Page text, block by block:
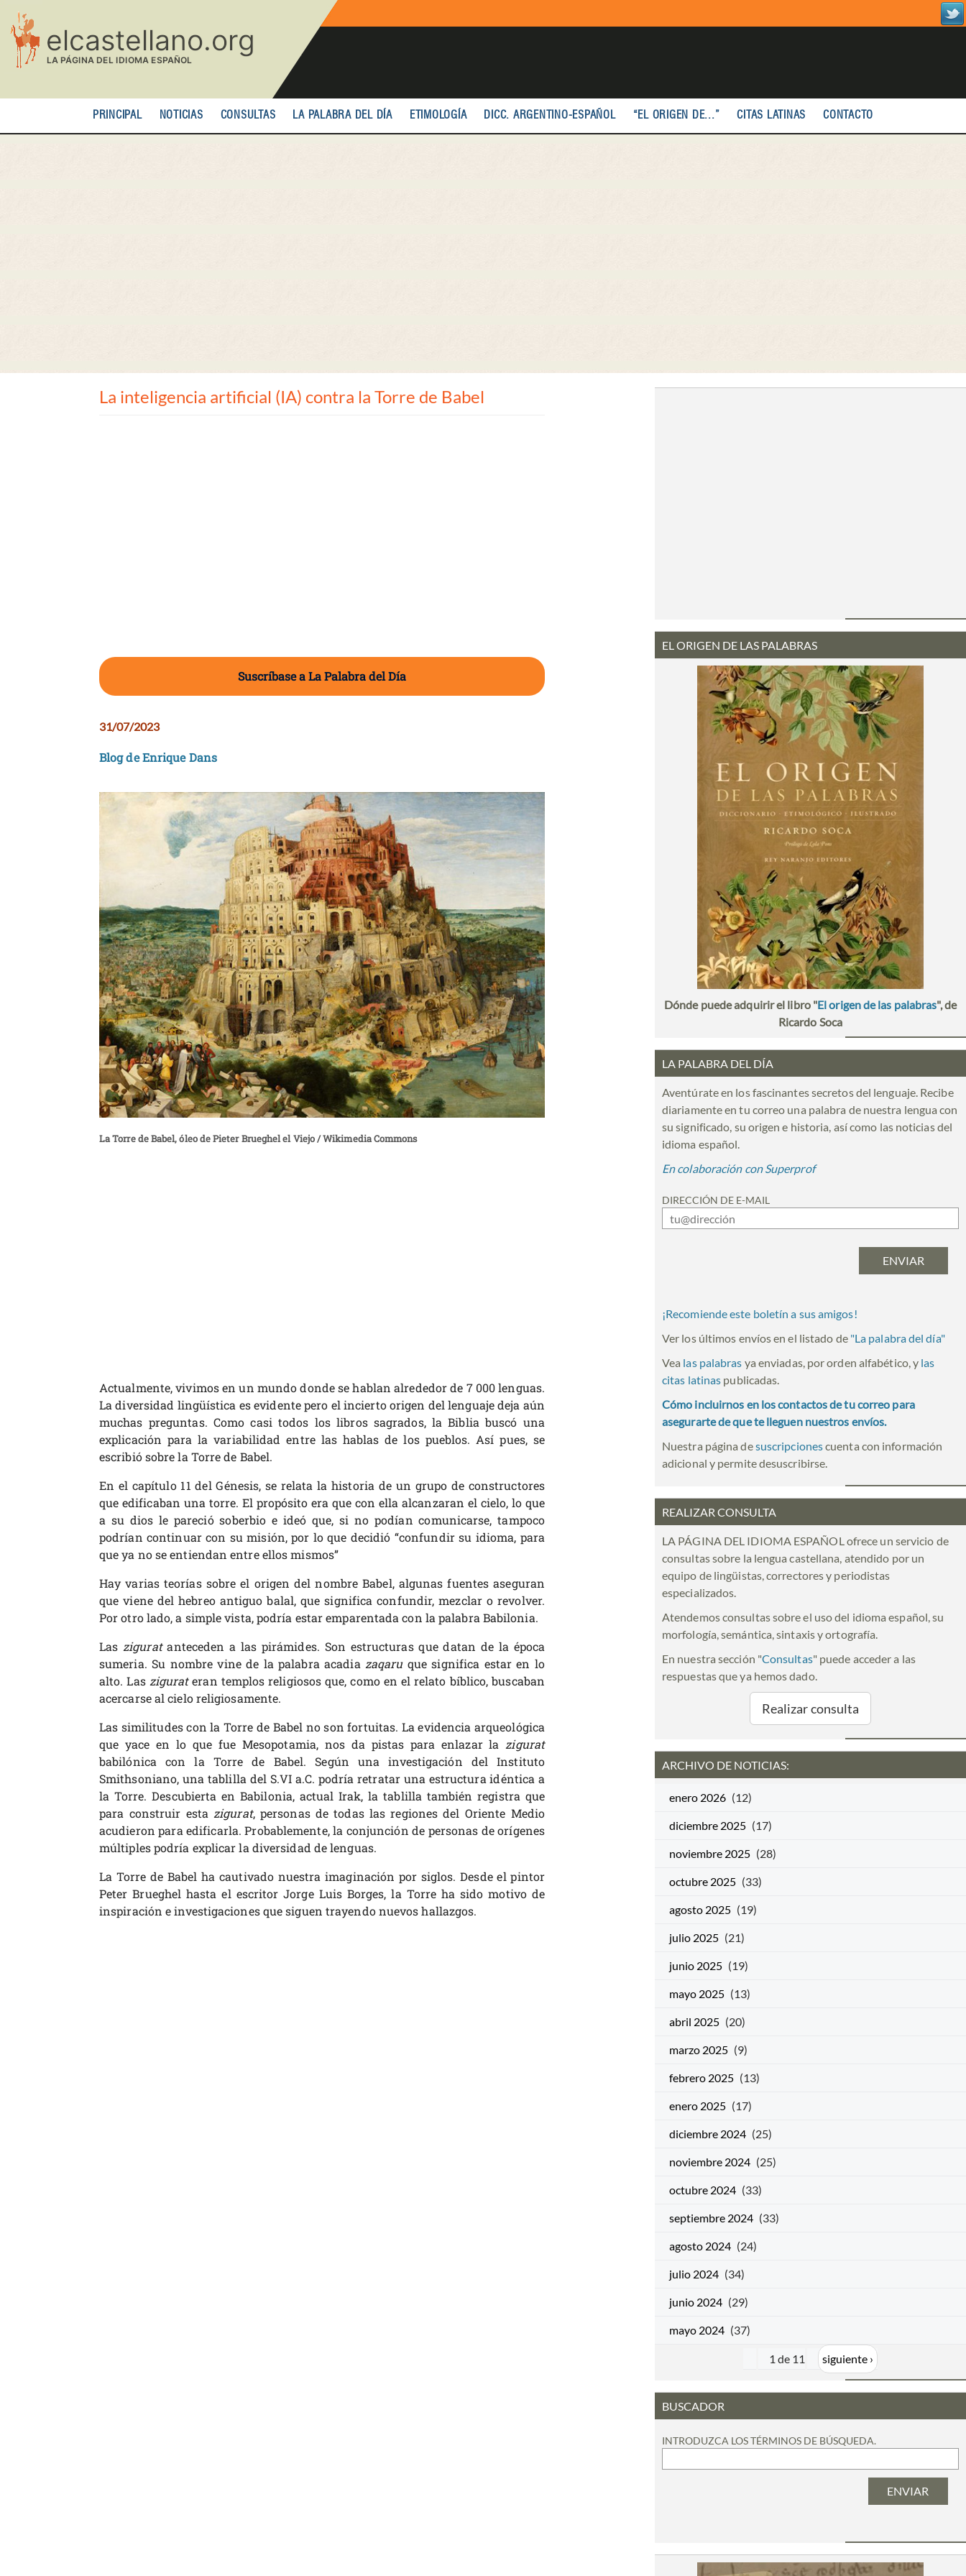
contenido
principal
PRINCIPAL NOTICIAS CONSULTAS LA PALABRA DEL DÍA ETIMOLOGÍA DICC. ARGENTINO-ESPAÑOL “EL ORIGEN DE...” CITAS LATINAS CONTACTO
La inteligencia artificial (IA) contra la Torre de Babel
Suscríbase a La Palabra del Día
31/07/2023
Blog de Enrique Dans
La Torre de Babel, óleo de Pieter Brueghel el Viejo / Wikimedia Commons
Actualmente, vivimos en un mundo donde se hablan alrededor de 7 000 lenguas.
La diversidad lingüística es evidente pero el incierto origen del lenguaje deja aún
muchas preguntas. Como casi todos los libros sagrados, la Biblia buscó una
explicación para la variabilidad entre las hablas de los pueblos. Así pues, se
escribió sobre la Torre de Babel.
En el capítulo 11 del Génesis, se relata la historia de un grupo de constructores
que edificaban una torre. El propósito era que con ella alcanzaran el cielo, lo que
a su dios le pareció soberbio e ideó que, si no podían comunicarse, tampoco
podrían continuar con su misión, por lo que decidió “confundir su idioma, para
que ya no se entiendan entre ellos mismos”
Hay varias teorías sobre el origen del nombre Babel, algunas fuentes aseguran
que viene del hebreo antiguo balal, que significa confundir, mezclar o revolver.
Por otro lado, a simple vista, podría estar emparentada con la palabra Babilonia.
Las ziguratanteceden a las pirámides. Son estructuras que datan de la época
sumeria. Su nombre vine de la palabra acadia zaqaruque significa estar en lo
alto. Las zigurateran templos religiosos que, como en el relato bíblico, buscaban
acercarse al cielo religiosamente.
Las similitudes con la Torre de Babel no son fortuitas. La evidencia arqueológica
que yace en lo que fue Mesopotamia, nos da pistas para enlazar la zigurat
babilónica con la Torre de Babel. Según una investigación del Instituto
Smithsoniano, una tablilla del S.VI a.C. podría retratar una estructura idéntica a
la Torre. Descubierta en Babilonia, actual Irak, la tablilla también registra que
para construir esta zigurat, personas de todas las regiones del Oriente Medio
acudieron para edificarla. Probablemente, la conjunción de personas de orígenes
múltiples podría explicar la diversidad de lenguas.
La Torre de Babel ha cautivado nuestra imaginación por siglos. Desde el pintor
Peter Brueghel hasta el escritor Jorge Luis Borges, la Torre ha sido motivo de
inspiración e investigaciones que siguen trayendo nuevos hallazgos.
EL ORIGEN DE LAS PALABRAS
Dónde puede adquirir el libro "El origen de las palabras", de
Ricardo Soca
LA PALABRA DEL DÍA
Aventúrate en los fascinantes secretos del lenguaje. Recibe
diariamente en tu correo una palabra de nuestra lengua con
su significado, su origen e historia, así como las noticias del
idioma español.
En colaboración con Superprof
DIRECCIÓN DE E-MAIL
¡Recomiende este boletín a sus amigos!
Ver los últimos envíos en el listado de "La palabra del día"
Vea las palabras ya enviadas, por orden alfabético, y las
citas latinas publicadas.
Cómo incluirnos en los contactos de tu correo para
asegurarte de que te lleguen nuestros envíos.
Nuestra página desuscripcionescuenta con información
adicional y permite desuscribirse.
REALIZAR CONSULTA
LA PÁGINA DEL IDIOMA ESPAÑOL ofrece un servicio de
consultas sobre la lengua castellana, atendido por un
equipo de lingüistas, correctores y periodistas
especializados.
Atendemos consultas sobre el uso del idioma español, su
morfología, semántica, sintaxis y ortografía.
En nuestra sección "Consultas" puede acceder a las
respuestas que ya hemos dado.
Realizar consulta
ARCHIVO DE NOTICIAS:
enero 2026 (12)
diciembre 2025 (17)
noviembre 2025 (28)
octubre 2025 (33)
agosto 2025 (19)
julio 2025 (21)
junio 2025 (19)
mayo 2025 (13)
abril 2025 (20)
marzo 2025 (9)
febrero 2025 (13)
enero 2025 (17)
diciembre 2024 (25)
noviembre 2024 (25)
octubre 2024 (33)
septiembre 2024 (33)
agosto 2024 (24)
julio 2024 (34)
junio 2024 (29)
mayo 2024 (37)
1 de 11 siguiente ›
BUSCADOR
INTRODUZCA LOS TÉRMINOS DE BÚSQUEDA.